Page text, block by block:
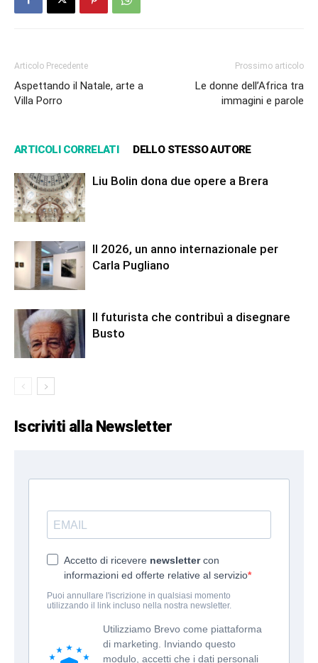
Articolo Precedente
Aspettando il Natale, arte a
Villa Porro
Prossimo articolo
Le donne dell’Africa tra
immagini e parole
ARTICOLI CORRELATI DELLO STESSO AUTORE
Liu Bolin dona due opere a Brera
Il 2026, un anno internazionale per
Carla Pugliano
Il futurista che contribuì a disegnare
Busto
Iscriviti alla Newsletter